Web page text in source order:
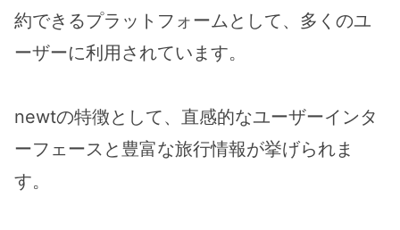
約できるプラットフォームとして、多くのユ
ーザーに利用されています。
newtの特徴として、直感的なユーザーインタ
ーフェースと豊富な旅行情報が挙げられま
す。